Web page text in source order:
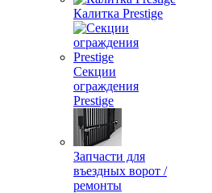
Калитка Prestige
Секции
ограждения
Prestige
Запчасти для
въездных ворот /
ремонты